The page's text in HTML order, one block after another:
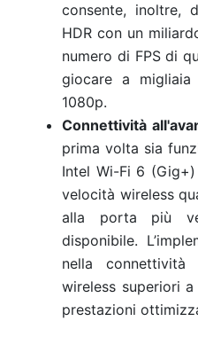
consente, inoltre,
HDR con un
numero di FPS di
giocare a
1080p.
Connettività
prima volta sia
Intel Wi-Fi 6
velocità wireless
alla porta più
disponibile.
nella
wireless superiori
prestazioni